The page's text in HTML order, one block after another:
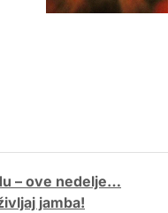
– ove nedelje…
jamba!